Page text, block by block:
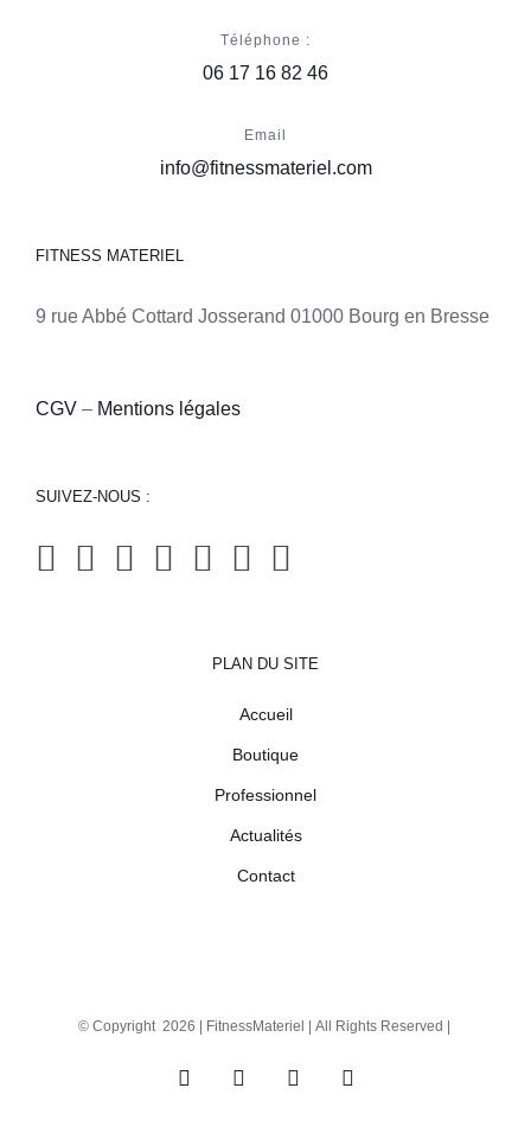
Téléphone :
06 17 16 82 46
Email
info@fitnessmateriel.com
FITNESS MATERIEL
9 rue Abbé Cottard Josserand 01000 Bourg en Bresse
CGV – Mentions légales
SUIVEZ-NOUS :
PLAN DU SITE
Accueil
Boutique
Professionnel
Actualités
Contact
© Copyright 2026 | FitnessMateriel | All Rights Reserved |
Facebook
X InstagramPinterest